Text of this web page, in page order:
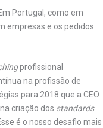
Portugal, como em
empresas e os pedidos
profissional
na profissão de
para 2018 que a CEO
criação dos standards
é o nosso desafio mais